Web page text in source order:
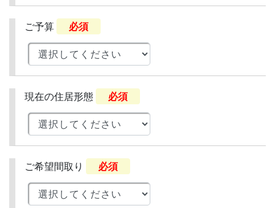
ご予算 必須
現在の住居形態 必須
ご希望間取り 必須